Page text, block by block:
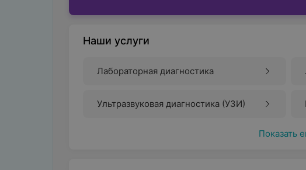
Наши услуги
Лабораторная диагностика
Ультразвуковая диагностика (УЗИ)
Показать